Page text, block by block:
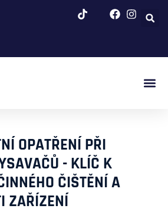
OPATŘENÍ PŘI
- KLÍČ K
ČIŠTĚNÍ A
ZAŘÍZENÍ